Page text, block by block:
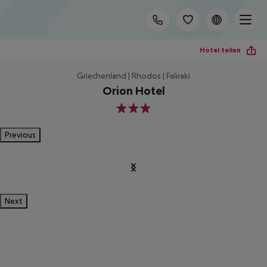
Hotel teilen
Griechenland | Rhodos | Faliraki
Orion Hotel
3
Previous
Next